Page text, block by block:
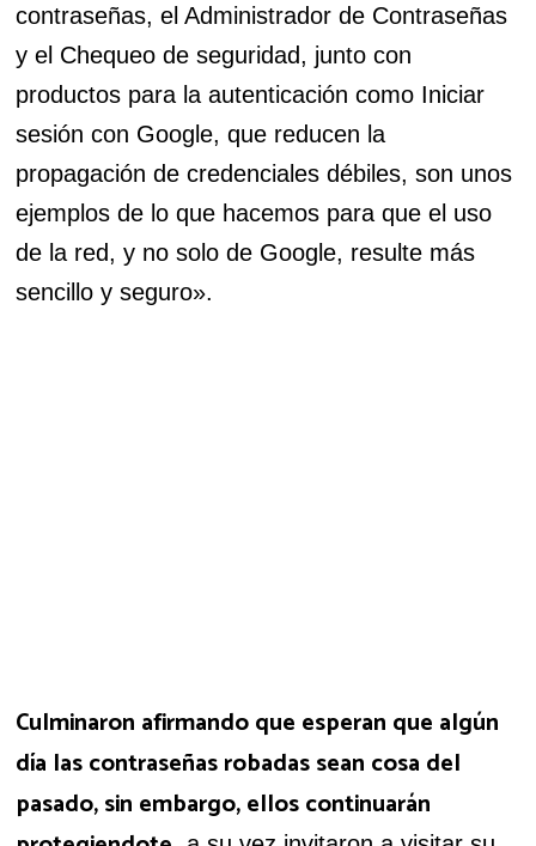
contraseñas, el Administrador de Contraseñas
y el Chequeo de seguridad, junto con
productos para la autenticación como Iniciar
sesión con Google, que reducen la
propagación de credenciales débiles, son unos
ejemplos de lo que hacemos para que el uso
de la red, y no solo de Google, resulte más
sencillo y seguro».
Culminaron afirmando que esperan que algún
día las contraseñas robadas sean cosa del
pasado, sin embargo, ellos continuarán